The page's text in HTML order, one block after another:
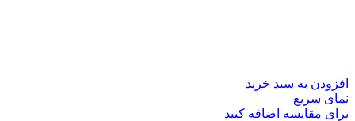
افزودن به سبد خرید
نمای سریع
برای مقایسه اضافه کنید